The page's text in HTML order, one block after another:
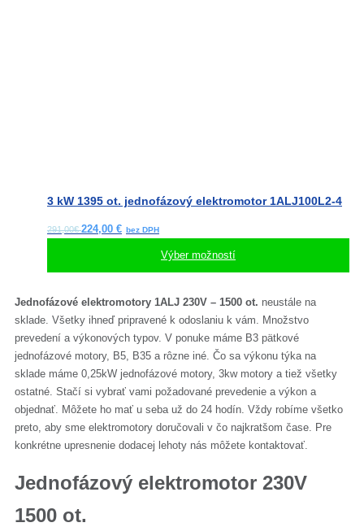
3 kW 1395 ot. jednofázový elektromotor 1ALJ100L2-4
291,00€224,00 €
Výber možností
Tento
produkt
má
viacero
variantov.
Možnosti
si
môžete
vybrať
stránke
Jednofázové elektromotory 1ALJ 230V – 1500 ot. neustále na
sklade. Všetky ihneď pripravené k odoslaniu k vám. Množstvo
prevedení a výkonových typov. V ponuke máme B3 pätkové
jednofázové motory, B5, B35 a rôzne iné. Čo sa výkonu týka na
sklade máme 0,25kW jednofázové motory, 3kw motory a tiež všetky
ostatné. Stačí si vybrať vami požadované prevedenie a výkon a
objednať. Môžete ho mať u seba už do 24 hodín. Vždy robíme všetko
preto, aby sme elektromotory doručovali v čo najkratšom čase. Pre
konkrétne upresnenie dodacej lehoty nás môžete kontaktovať.
Jednofázový elektromotor 230V
1500 ot.